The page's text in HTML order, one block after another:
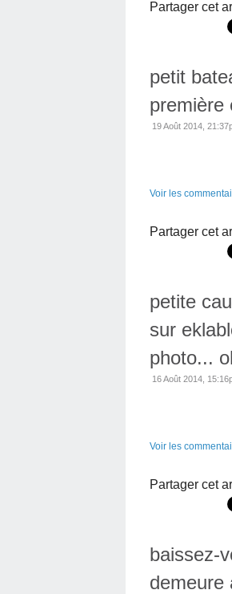
Partager cet
petit
première
19 Août 2014,
Voir les
Partager cet
petite
sur
photo...
16 Août 2014,
Voir les
Partager cet
baissez-
demeure